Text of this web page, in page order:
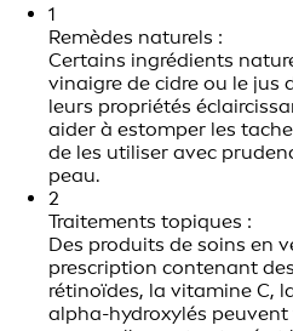
1
Remèdes naturels :
Certains ingrédients
vinaigre de cidre ou le jus
leurs propriétés
aider à estomper les
de les utiliser avec
peau.
2
Traitements topiques :
Des produits de soins en
prescription contenant
rétinoïdes, la vitamine C,
alpha-hydroxylés peuvent